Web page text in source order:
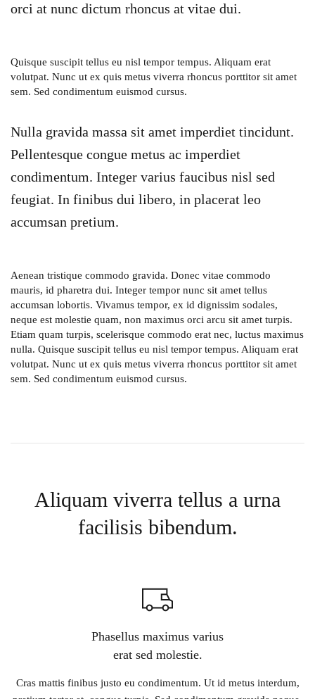
orci at nunc dictum rhoncus at vitae dui.
Quisque suscipit tellus eu nisl tempor tempus. Aliquam erat
volutpat. Nunc ut ex quis metus viverra rhoncus porttitor sit amet
sem. Sed condimentum euismod cursus.
Nulla gravida massa sit amet imperdiet tincidunt.
Pellentesque congue metus ac imperdiet
condimentum. Integer varius faucibus nisl sed
feugiat. In finibus dui libero, in placerat leo
accumsan pretium.
Aenean tristique commodo gravida. Donec vitae commodo
mauris, id pharetra dui. Integer tempor nunc sit amet tellus
accumsan lobortis. Vivamus tempor, ex id dignissim sodales,
neque est molestie quam, non maximus orci arcu sit amet turpis.
Etiam quam turpis, scelerisque commodo erat nec, luctus maximus
nulla. Quisque suscipit tellus eu nisl tempor tempus. Aliquam erat
volutpat. Nunc ut ex quis metus viverra rhoncus porttitor sit amet
sem. Sed condimentum euismod cursus.
Aliquam viverra tellus a urna
facilisis bibendum.
Phasellus maximus varius
erat sed molestie.
Cras mattis finibus justo eu condimentum. Ut id metus interdum,